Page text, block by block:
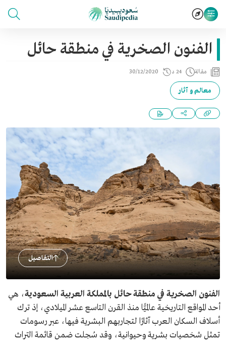
الفنون الصخرية في منطقة حائل
مقالة 24 د 30/12/2020
معالم و آثار
التفاصيل
الفنون الصخرية في منطقة حائل بالمملكة العربية السعودية، هي
أحد المواقع التاريخية عالميًّا منذ القرن التاسع عشر الميلادي، إذ ترك
أسلاف السكان العرب آثارًا لتجاربهم البشرية فيها، عبر رسومات
تمثل شخصيات بشرية وحيوانية، وقد سُجلت ضمن قائمة التراث